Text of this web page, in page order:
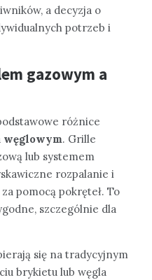
a decyzja o
potrzeb i
gazowym a
różnice
węglowym. Grille
lub systemem
rozpalanie i
pomocą pokręteł. To
szczególnie dla
się na tradycyjnym
brykietu lub węgla